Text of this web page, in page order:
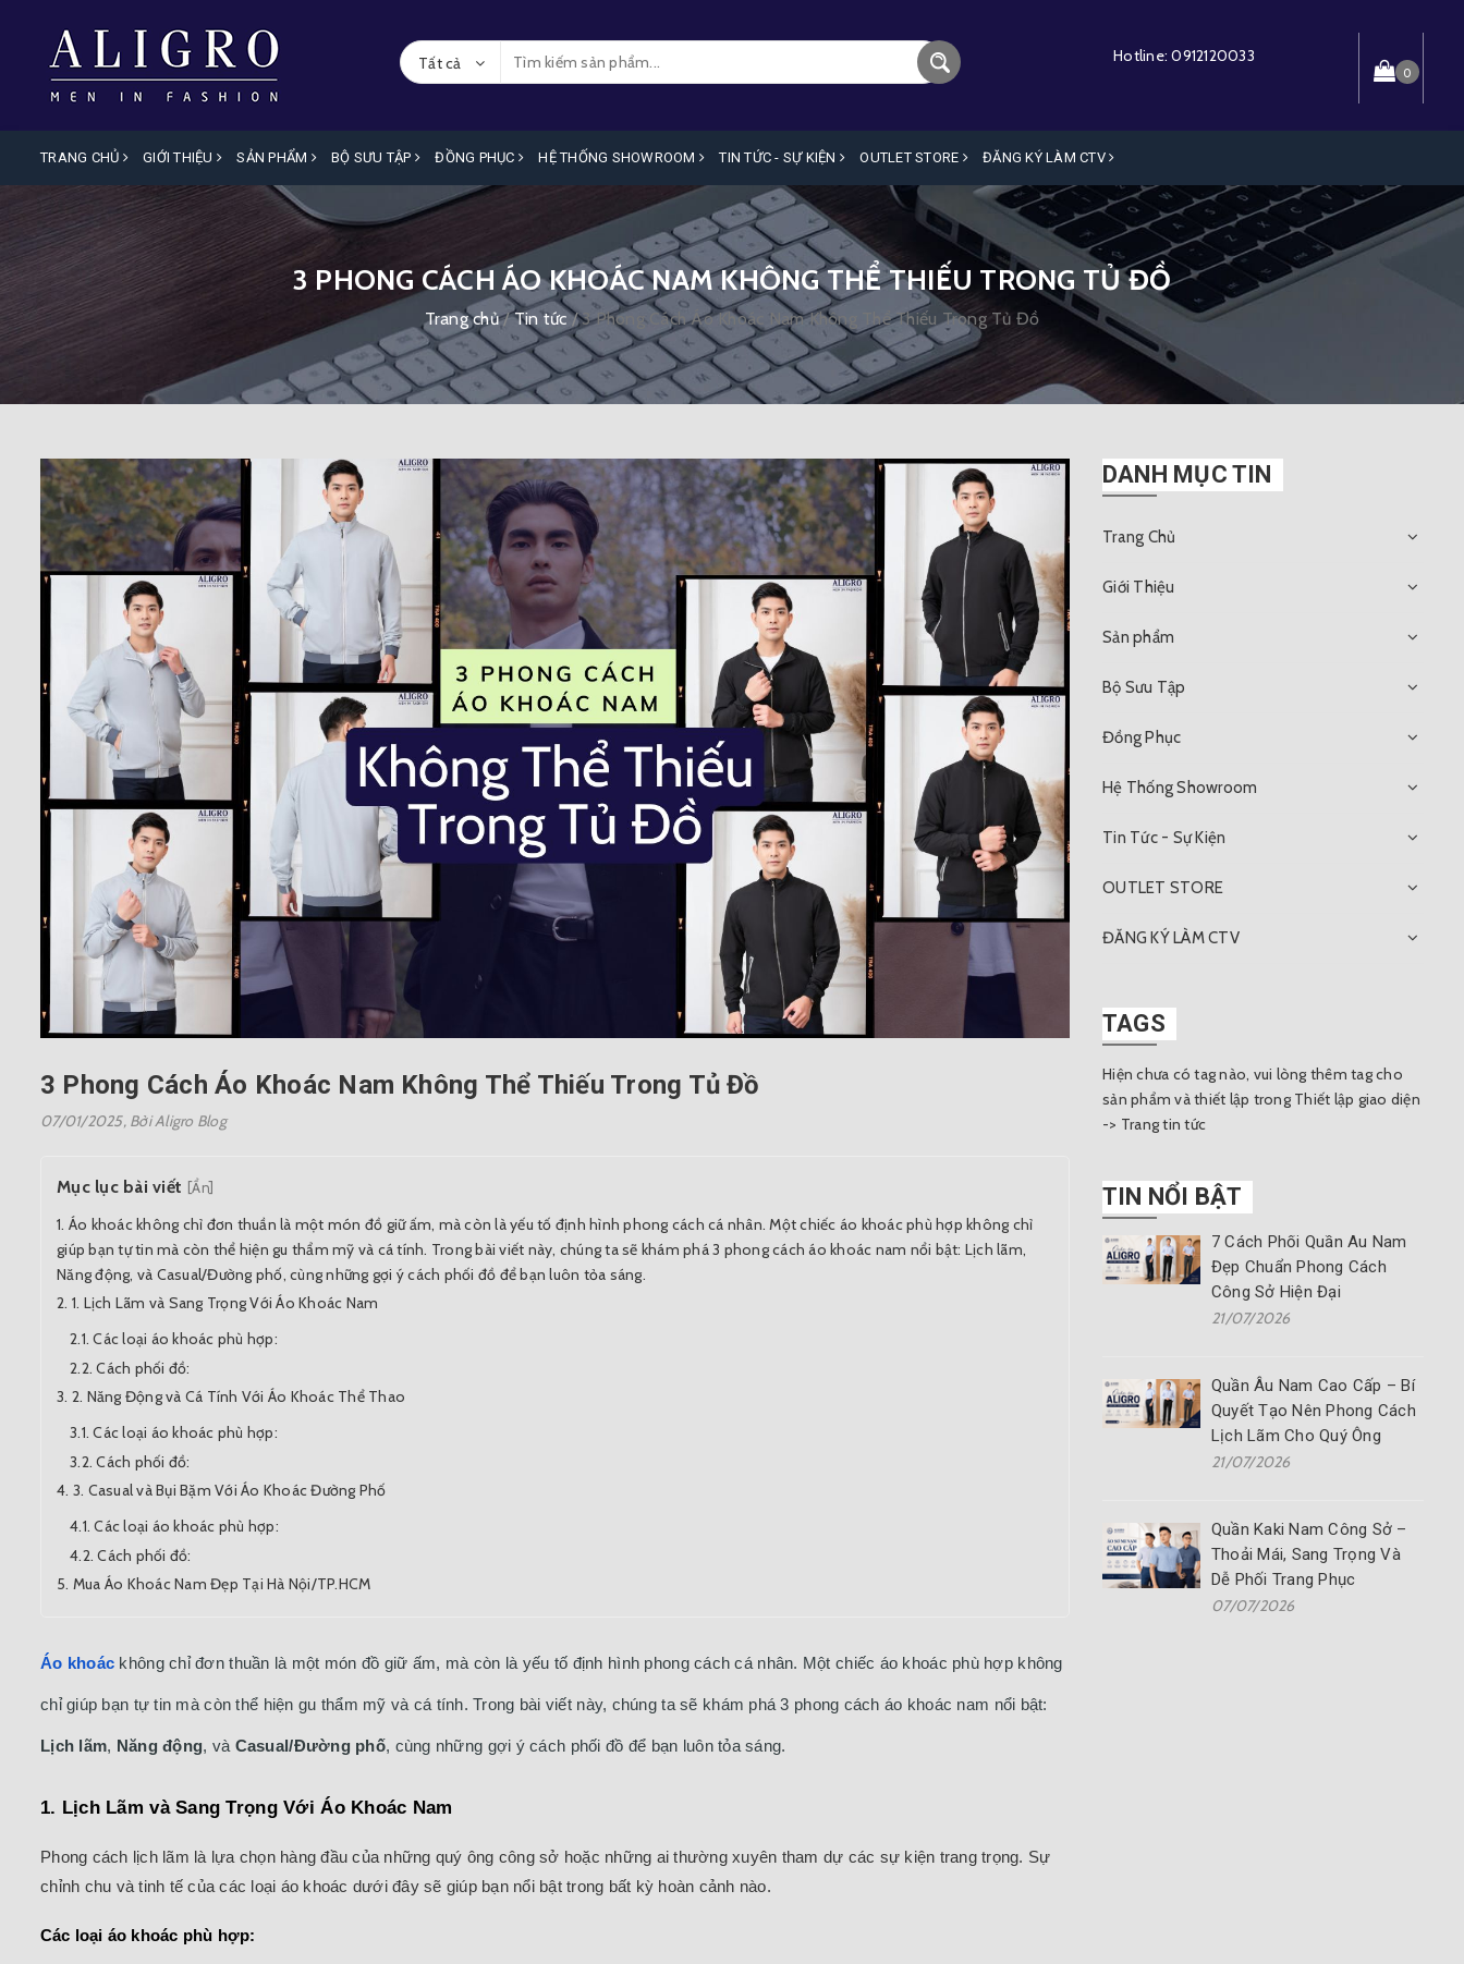
Tất cả Hotline:0912120033
0
TRANG CHỦ GIỚI THIỆU SẢN PHẨM BỘ SƯU TẬP ĐỒNG PHỤC HỆ THỐNG SHOWROOM TIN TỨC - SỰ KIỆN OUTLET STORE ĐĂNG KÝ LÀM CTV
3 PHONG CÁCH ÁO KHOÁC NAM KHÔNG THỂ THIẾU TRONG TỦ ĐỒ
Trang chủ /Tin tức /3 Phong Cách Áo Khoác Nam Không Thể Thiếu Trong Tủ Đồ
3 Phong Cách Áo Khoác Nam Không Thể Thiếu Trong Tủ Đồ
07/01/2025, Bởi Aligro Blog
Mục lục bài viết [Ẩn]
Áo khoác không chỉ đơn thuần là một món đồ giữ ấm, mà còn là yếu tố định hình phong cách cá nhân. Một chiếc áo khoác phù hợp không chỉ
giúp bạn tự tin mà còn thể hiện gu thẩm mỹ và cá tính. Trong bài viết này, chúng ta sẽ khám phá 3 phong cách áo khoác nam nổi bật: Lịch lãm,
Năng động, và Casual/Đường phố, cùng những gợi ý cách phối đồ để bạn luôn tỏa sáng.
1. Lịch Lãm và Sang Trọng Với Áo Khoác Nam
Các loại áo khoác phù hợp:
Cách phối đồ:
2. Năng Động và Cá Tính Với Áo Khoác Thể Thao
Các loại áo khoác phù hợp:
Cách phối đồ:
3. Casual và Bụi Bặm Với Áo Khoác Đường Phố
Các loại áo khoác phù hợp:
Cách phối đồ:
Mua Áo Khoác Nam Đẹp Tại Hà Nội/TP.HCM
Áo khoác không chỉ đơn thuần là một món đồ giữ ấm, mà còn là yếu tố định hình phong cách cá nhân. Một chiếc áo khoác phù hợp không
chỉ giúp bạn tự tin mà còn thể hiện gu thẩm mỹ và cá tính. Trong bài viết này, chúng ta sẽ khám phá 3 phong cách áo khoác nam nổi bật:
Lịch lãm, Năng động, và Casual/Đường phố, cùng những gợi ý cách phối đồ để bạn luôn tỏa sáng.
1. Lịch Lãm và Sang Trọng Với Áo Khoác Nam
Phong cách lịch lãm là lựa chọn hàng đầu của những quý ông công sở hoặc những ai thường xuyên tham dự các sự kiện trang trọng. Sự
chỉnh chu và tinh tế của các loại áo khoác dưới đây sẽ giúp bạn nổi bật trong bất kỳ hoàn cảnh nào.
Các loại áo khoác phù hợp:
DANH MỤC TIN
Trang Chủ
Giới Thiệu
Sản phẩm
Bộ Sưu Tập
Đồng Phục
Hệ Thống Showroom
Tin Tức - Sự Kiện
OUTLET STORE
ĐĂNG KÝ LÀM CTV
TAGS
Hiện chưa có tag nào, vui lòng thêm tag cho
sản phẩm và thiết lập trong Thiết lập giao diện
-> Trang tin tức
TIN NỔI BẬT
7 Cách Phối Quần Âu Nam
Đẹp Chuẩn Phong Cách
Công Sở Hiện Đại
21/07/2026
Quần Âu Nam Cao Cấp – Bí
Quyết Tạo Nên Phong Cách
Lịch Lãm Cho Quý Ông
21/07/2026
Quần Kaki Nam Công Sở –
Thoải Mái, Sang Trọng Và
Dễ Phối Trang Phục
07/07/2026